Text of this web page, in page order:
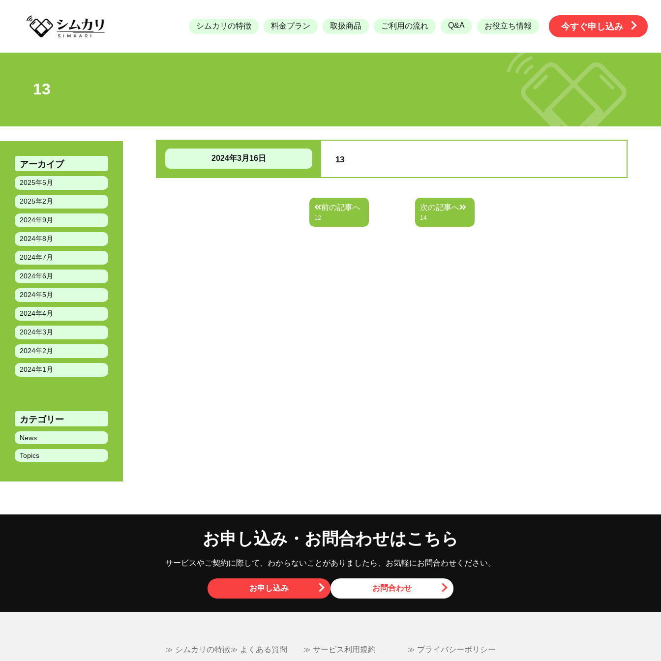
シムカリの特徴 料金プラン 取扱商品 ご利用の流れ Q&A お役立ち情報 今すぐ申し込み
13
アーカイブ
2025年5月
2025年2月
2024年9月
2024年8月
2024年7月
2024年6月
2024年5月
2024年4月
2024年3月
2024年2月
2024年1月
カテゴリー
News
Topics
2024年3月16日 13
前の記事へ
12
次の記事へ
14
お申し込み・お問合わせはこちら
サービスやご契約に際して、わからないことがありましたら、お気軽にお問合わせください。
お申し込み お問合わせ
≫ シムカリの特徴≫ よくある質問 ≫ サービス利用規約 ≫ プライバシーポリシー